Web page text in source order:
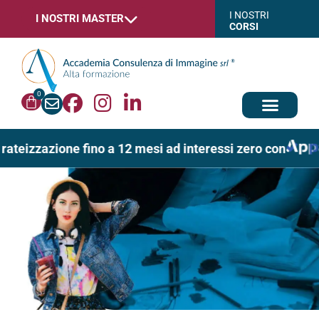
I NOSTRI MASTER
I NOSTRI
CORSI
0
fino a 12 mesi ad interessi zero con